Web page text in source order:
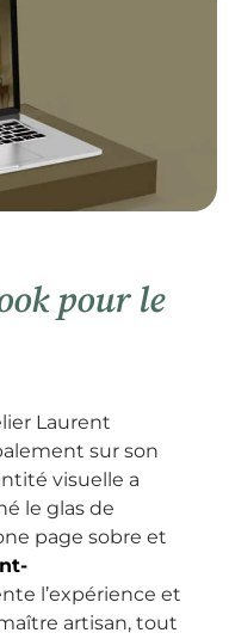
pour le
Laurent
sur son
visuelle a
le glas de
page sobre et
l’expérience et
artisan, tout